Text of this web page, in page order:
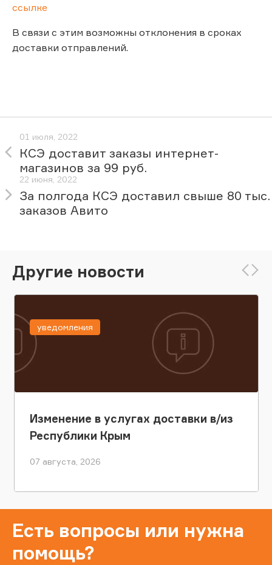
ссылке
В связи с этим возможны отклонения в сроках
доставки отправлений.
01 июля, 2022
КСЭ доставит заказы интернет-
магазинов за 99 руб.
22 июня, 2022
За полгода КСЭ доставил свыше 80 тыс.
заказов Авито
Другие новости
Изменение в услугах доставки в/из
Республики Крым
07 августа, 2026
уведомления
Есть вопросы или нужна
помощь?